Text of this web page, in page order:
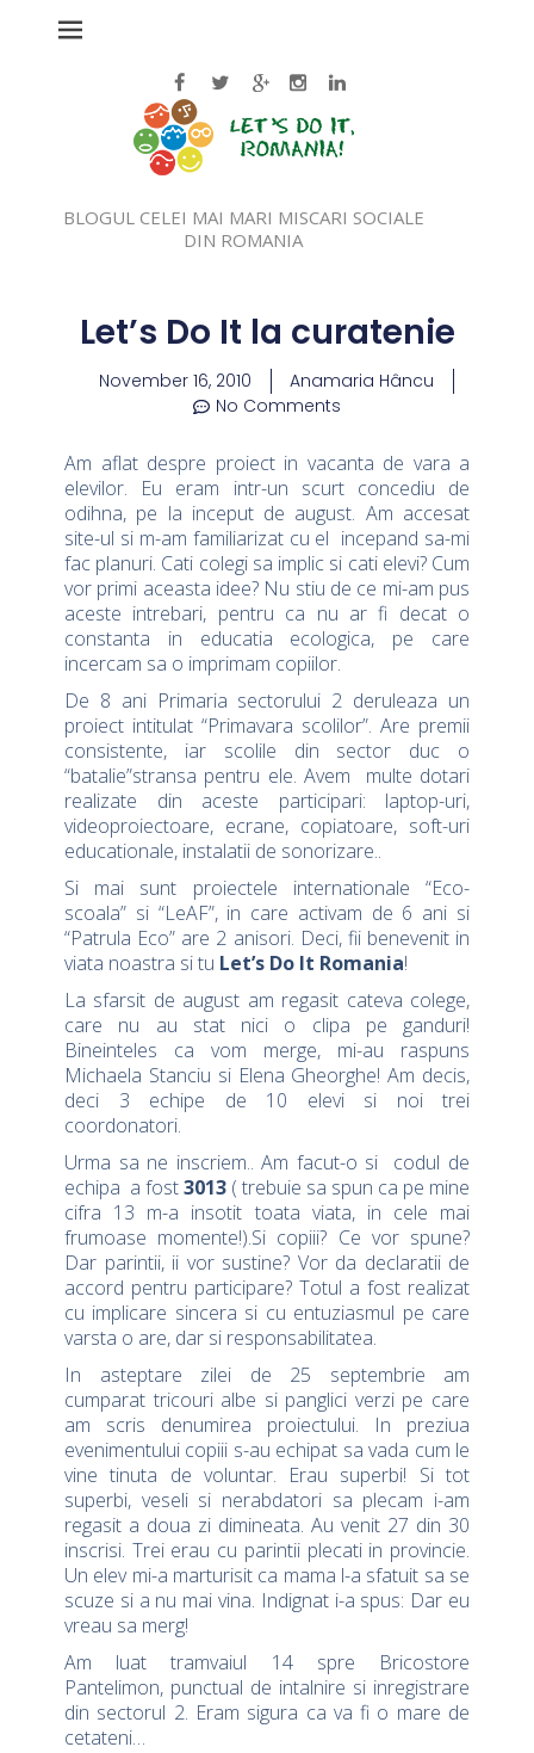
BLOGUL CELEI MAI MARI MISCARI SOCIALE
DIN ROMANIA
Let’s Do It la curatenie
November 16, 2010
Anamaria Hâncu
No Comments
Am aflat despre proiect in vacanta de vara a
elevilor. Eu eram intr-un scurt concediu de
odihna, pe la inceput de august. Am accesat
site-ul si m-am familiarizat cu el incepand sa-mi
fac planuri. Cati colegi sa implic si cati elevi? Cum
vor primi aceasta idee? Nu stiu de ce mi-am pus
aceste intrebari, pentru ca nu ar fi decat o
constanta in educatia ecologica, pe care
incercam sa o imprimam copiilor.
De 8 ani Primaria sectorului 2 deruleaza un
proiect intitulat “Primavara scolilor”. Are premii
consistente, iar scolile din sector duc o
“batalie”stransa pentru ele. Avem multe dotari
realizate din aceste participari: laptop-uri,
videoproiectoare, ecrane, copiatoare, soft-uri
educationale, instalatii de sonorizare..
Si mai sunt proiectele internationale “Eco-
scoala” si “LeAF”, in care activam de 6 ani si
“Patrula Eco” are 2 anisori. Deci, fii benevenit in
viata noastra si tu Let’s Do It Romania!
La sfarsit de august am regasit cateva colege,
care nu au stat nici o clipa pe ganduri!
Bineinteles ca vom merge, mi-au raspuns
Michaela Stanciu si Elena Gheorghe! Am decis,
deci 3 echipe de 10 elevi si noi trei
coordonatori.
Urma sa ne inscriem.. Am facut-o si codul de
echipa a fost3013 ( trebuie sa spun ca pe mine
cifra 13 m-a insotit toata viata, in cele mai
frumoase momente!).Si copiii? Ce vor spune?
Dar parintii, ii vor sustine? Vor da declaratii de
accord pentru participare? Totul a fost realizat
cu implicare sincera si cu entuziasmul pe care
varsta o are, dar si responsabilitatea.
In asteptare zilei de 25 septembrie am
cumparat tricouri albe si panglici verzi pe care
am scris denumirea proiectului. In preziua
evenimentului copiii s-au echipat sa vada cum le
vine tinuta de voluntar. Erau superbi! Si tot
superbi, veseli si nerabdatori sa plecam i-am
regasit a doua zi dimineata. Au venit 27 din 30
inscrisi. Trei erau cu parintii plecati in provincie.
Un elev mi-a marturisit ca mama l-a sfatuit sa se
scuze si a nu mai vina. Indignat i-a spus: Dar eu
vreau sa merg!
Am luat tramvaiul 14 spre Bricostore
Pantelimon, punctual de intalnire si inregistrare
din sectorul 2. Eram sigura ca va fi o mare de
cetateni…